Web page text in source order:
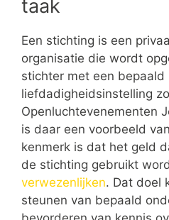
taak
Een stichting is een
organisatie die wordt
stichter met een bepaald
liefdadigheidsinstelling
Openluchtevenementen
is daar een voorbeeld
kenmerk is dat het geld
de stichting gebruikt
verwezenlijken. Dat doel
steunen van bepaald